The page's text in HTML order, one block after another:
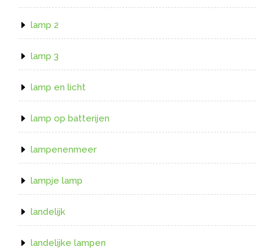
lamp 2
lamp 3
lamp en licht
lamp op batterijen
lampenenmeer
lampje lamp
landelijk
landelijke lampen